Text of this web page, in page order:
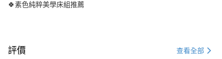
🍀素色純粹美學床組推薦
評價 查看全部